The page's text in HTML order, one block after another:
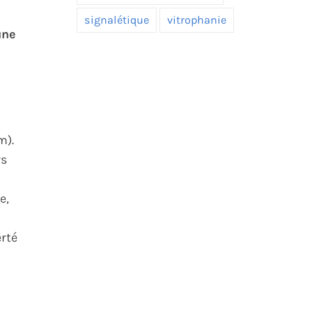
signalétique vitrophanie